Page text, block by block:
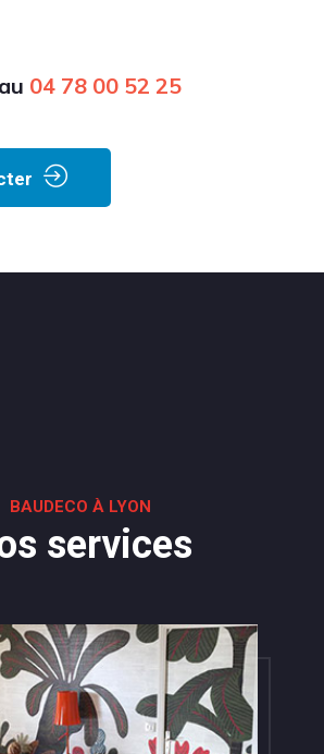
04 78 00 52 25
BAUDECO À LYON
services